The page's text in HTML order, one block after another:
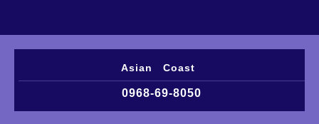
Asian Coast
0968-69-8050